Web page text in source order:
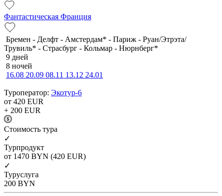
Фантастическая Франция
Бремен - Делфт - Амстердам* - Париж - Руан/Этрэта/
Трувиль* - Страсбург - Кольмар - Нюрнберг*
9 дней
8 ночей
16.08 20.09 08.11 13.12 24.01
Туроператор: Экотур-6
от 420 EUR
+ 200 EUR
Cтоимость тура
✓
Турпродукт
от 1470 BYN (420 EUR)
✓
Туруслуга
200 BYN